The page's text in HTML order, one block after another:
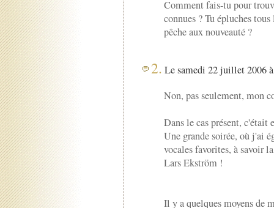
Comment fais-tu pour
connues ? Tu épluches
pêche aux nouveauté ?
2. Le samedi 22 juillet 2006
Non, pas seulement, mon
Dans le cas présent,
Une grande soirée, où j'ai
vocales favorites, à savoir
Lars Ekström !
Il y a quelques moyens de